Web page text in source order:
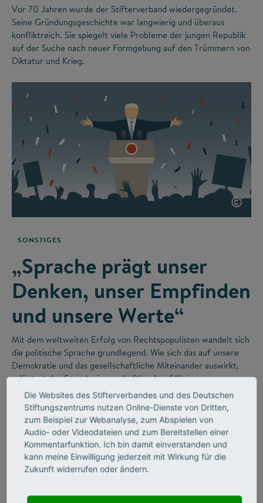
Vor 70 Jahren wurde der Stifterverband wiedergegründet.
Seine Gründungsgeschichte war langwierig und überaus
konfliktreich. Sie spiegelt viele Probleme der jungen Republik
auf der Suche nach neuer Formgebung auf den Trümmern von
Diktatur und Krieg.
©
SONSTIGES
„Sprache prägt unser
Denken, unser Empfinden
und unsere Werte“
Mit dem weltweiten Erfolg von Rechtspopulisten wandelt sich
die politische Sprache grundlegend. Wie sich das auf unsere
Demokratie und das gesellschaftliche Miteinander auswirkt,
erläutert der Sprachwissenschaftler Josef Klein.
Die Websites des Stifterverbandes und des Deutschen
Stiftungszentrums nutzen Online-Dienste von Dritten,
zum Beispiel zur Webanalyse, zum Abspielen von
Audio- oder Videodateien und zum Bereitstellen einer
Kommentarfunktion. Ich bin damit einverstanden und
kann meine Einwilligung jederzeit mit Wirkung für die
Zukunft widerrufen oder ändern.